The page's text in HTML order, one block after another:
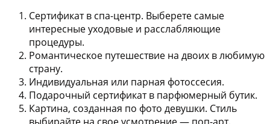
Сертификат в спа-центр. Выберете самые
интересные уходовые и расслабляющие
процедуры.
Романтическое путешествие на двоих в любимую
страну.
Индивидуальная или парная фотоссесия.
Подарочный сертификат в парфюмерный бутик.
Картина, созданная по фото девушки. Стиль
выбирайте на свое усмотрение — поп-арт,